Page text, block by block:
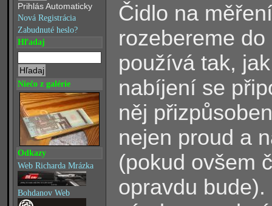
Prihlás Automaticky
Nová Registrácia
Zabudnuté heslo?
Hľadaj
Niečo z galérie
Odkazy
Web Richarda Mrázka
Bohdanov Web
Čidlo na
rozebereme
používá tak,
nabíjení se
něj
nejen proud a
(pokud ovšem
opravdu